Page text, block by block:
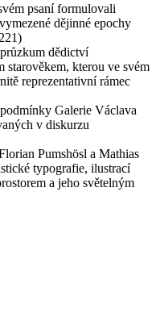
psaní formulovali
dějinné epochy
dědictví
starověkem, kterou ve svém
reprezentativní rámec
Galerie Václava
v diskurzu
Pumshösl a Mathias
typografie, ilustrací
a jeho světelným